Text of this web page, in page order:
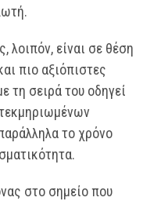
λοιπόν, είναι σε θέση
πιο αξιόπιστες
τη σειρά του οδηγεί
το χρόνο
στο σημείο που